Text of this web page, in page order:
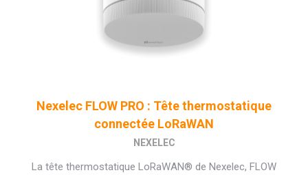
Nexelec FLOW PRO : Tête thermostatique
connectée LoRaWAN
NEXELEC
La tête thermostatique LoRaWAN® de Nexelec, FLOW